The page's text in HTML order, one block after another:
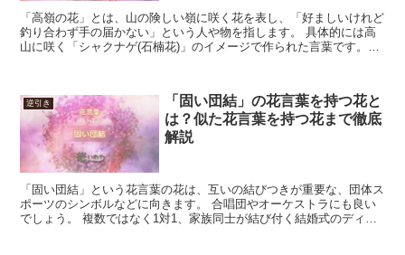
「高嶺の花」とは、山の険しい嶺に咲く花を表し、「好ましいけれど
釣り合わず手の届かない」という人や物を指します。 具体的には高
山に咲く「シャクナゲ(石楠花)」のイメージで作られた言葉です。
逆引き
「固い団結」の花言葉を持つ花と
は？似た花言葉を持つ花まで徹底
解説
「固い団結」という花言葉の花は、互いの結びつきが重要な、団体ス
ポーツのシンボルなどに向きます。 合唱団やオーケストラにも良い
でしょう。 複数ではなく1対1、家族同士が結び付く結婚式のディス